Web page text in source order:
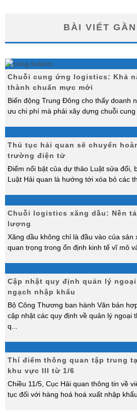
BÀI VIẾT
Chuỗi cung ứng logistics: Khả
thành chuẩn mực mới
Biến động Trung Đông cho thấy doanh
ưu chi phí mà phải xây dựng chuỗi
Thủ tục hải quan sẽ chuyển
trường điện tử
Điểm nổi bật của dự thảo Luật sửa đổi,
Luật Hải quan là hướng tới xóa bỏ các
Chuỗi logistics xăng dầu: Nền
lượng
Xăng dầu không chỉ là đầu vào của sản
quan trọng trong ổn định kinh tế vĩ mô
Cập nhật quy định quản lý
ngạch nhập khẩu
Bộ Công Thương ban hành Văn bản
cập nhật các quy định về quản lý ngoại
q
Thí điểm thông quan tập trung
khu vực III từ 1/6
Chiều 11/5, Cục Hải quan thông tin về
tục đối với hàng hoá hoá xuất nhập